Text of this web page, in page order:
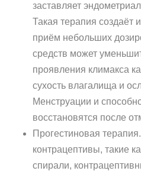
заставляет
Такая терапия создаёт
приём небольших
средств может
проявления климакса
сухость влагалища и
Менструации и
восстановятся после
Прогестиновая
контрацептивы, такие
спирали,